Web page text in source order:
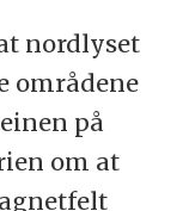
nordlyset
områdene
på
om at